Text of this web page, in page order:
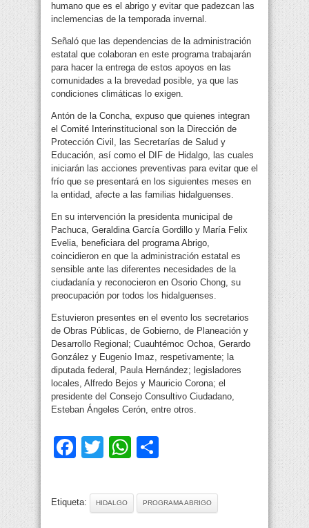
humano que es el abrigo y evitar que padezcan las
inclemencias de la temporada invernal.
Señaló que las dependencias de la administración
estatal que colaboran en este programa trabajarán
para hacer la entrega de estos apoyos en las
comunidades a la brevedad posible, ya que las
condiciones climáticas lo exigen.
Antón de la Concha, expuso que quienes integran
el Comité Interinstitucional son la Dirección de
Protección Civil, las Secretarías de Salud y
Educación, así como el DIF de Hidalgo, las cuales
iniciarán las acciones preventivas para evitar que el
frío que se presentará en los siguientes meses en
la entidad, afecte a las familias hidalguenses.
En su intervención la presidenta municipal de
Pachuca, Geraldina García Gordillo y María Felix
Evelia, beneficiara del programa Abrigo,
coincidieron en que la administración estatal es
sensible ante las diferentes necesidades de la
ciudadanía y reconocieron en Osorio Chong, su
preocupación por todos los hidalguenses.
Estuvieron presentes en el evento los secretarios
de Obras Públicas, de Gobierno, de Planeación y
Desarrollo Regional; Cuauhtémoc Ochoa, Gerardo
González y Eugenio Imaz, respetivamente; la
diputada federal, Paula Hernández; legisladores
locales, Alfredo Bejos y Mauricio Corona; el
presidente del Consejo Consultivo Ciudadano,
Esteban Ángeles Cerón, entre otros.
Facebook
TwitterWhatsApp
Etiqueta: HIDALGO PROGRAMA ABRIGO